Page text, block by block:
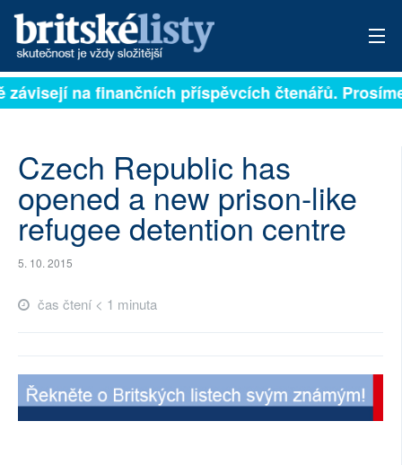
PŘIHLÁSIT
ARCHIV
ROZHOVORY
TÉMATA
NEJČTENĚJŠÍ ZA 7 DNÍ
PŘÍSPĚVKY NA PROVOZ
SOCIÁLNÍ SÍTĚ
na finančních příspěvcích čtenářů.
Czech Republic has
opened a new prison-like
refugee detention centre
5. 10. 2015
čas čtení < 1 minuta